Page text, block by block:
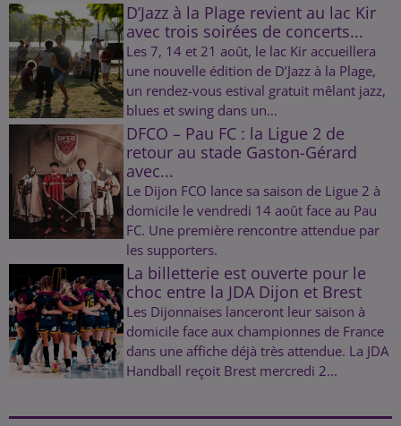
D’Jazz à la Plage revient au lac Kir
avec trois soirées de concerts...
Les 7, 14 et 21 août, le lac Kir accueillera
une nouvelle édition de D’Jazz à la Plage,
un rendez-vous estival gratuit mêlant jazz,
blues et swing dans un...
DFCO – Pau FC : la Ligue 2 de
retour au stade Gaston-Gérard
avec...
Le Dijon FCO lance sa saison de Ligue 2 à
domicile le vendredi 14 août face au Pau
FC. Une première rencontre attendue par
les supporters.
La billetterie est ouverte pour le
choc entre la JDA Dijon et Brest
Les Dijonnaises lanceront leur saison à
domicile face aux championnes de France
dans une affiche déjà très attendue. La JDA
Handball reçoit Brest mercredi 2...